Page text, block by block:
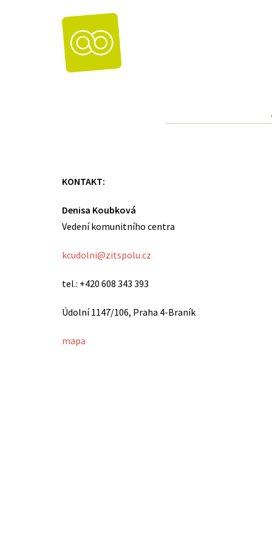
KONTAKT:
Denisa Koubková
Vedení komunitního centra
kcudolni@zitspolu.cz
tel.: +420 608 343 393
Údolní 1147/106, Praha 4-Braník
mapa